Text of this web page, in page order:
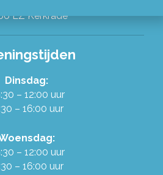
Ruilwinkel
Ruilwinkel
LZ Kerkrade
Dinsdag:
– 12:00 uur
– 16:00 uur
– 12:00 uur
– 16:00 uur